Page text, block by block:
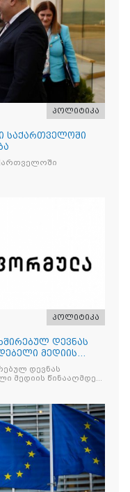
პოლიტიკა
საქართველოში
პოლიტიკა
დევნას
მედიის
დევნას
მედიის წინააღმდეგ,